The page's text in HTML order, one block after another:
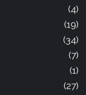
(4)
(19)
(34)
(7)
(1)
(27)